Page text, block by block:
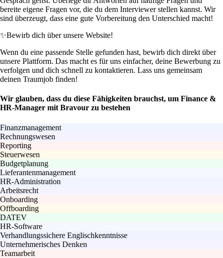
bereite eigene Fragen vor, die du dem Interviewer stellen kannst. Wir
sind überzeugt, dass eine gute Vorbereitung den Unterschied macht!
✨Bewirb dich über unsere Website!
Wenn du eine passende Stelle gefunden hast, bewirb dich direkt über
unsere Plattform. Das macht es für uns einfacher, deine Bewerbung zu
verfolgen und dich schnell zu kontaktieren. Lass uns gemeinsam
deinen Traumjob finden!
Wir glauben, dass du diese Fähigkeiten brauchst, um Finance &
HR-Manager mit Bravour zu bestehen
Finanzmanagement
Rechnungswesen
Reporting
Steuerwesen
Budgetplanung
Lieferantenmanagement
HR-Administration
Arbeitsrecht
Onboarding
Offboarding
DATEV
HR-Software
Verhandlungssichere Englischkenntnisse
Unternehmerisches Denken
Teamarbeit